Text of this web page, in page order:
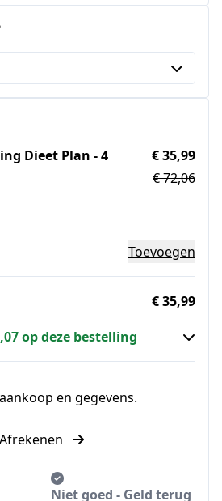
Dieet Plan - 4
€ 35,99
€ 72,06
Toevoegen
€ 35,99
op deze bestelling
en gegevens.
Afrekenen
Niet goed - Geld terug